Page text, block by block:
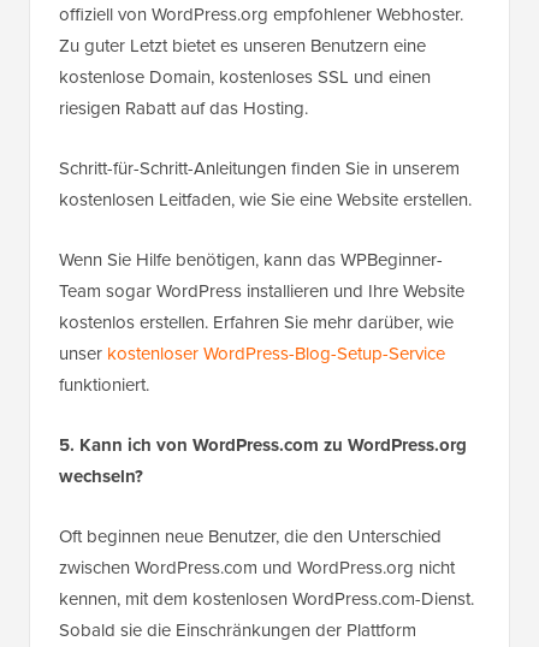
offiziell von WordPress.org empfohlener Webhoster.
Zu guter Letzt bietet es unseren Benutzern eine
kostenlose Domain, kostenloses SSL und einen
riesigen Rabatt auf das Hosting.
Schritt-für-Schritt-Anleitungen finden Sie in unserem
kostenlosen Leitfaden, wie Sie eine Website erstellen.
Wenn Sie Hilfe benötigen, kann das WPBeginner-
Team sogar WordPress installieren und Ihre Website
kostenlos erstellen. Erfahren Sie mehr darüber, wie
unser kostenloser WordPress-Blog-Setup-Service
funktioniert.
5. Kann ich von WordPress.com zu WordPress.org
wechseln?
Oft beginnen neue Benutzer, die den Unterschied
zwischen WordPress.com und WordPress.org nicht
kennen, mit dem kostenlosen WordPress.com-Dienst.
Sobald sie die Einschränkungen der Plattform